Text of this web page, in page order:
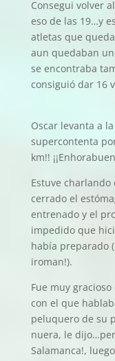
Consegui volver
eso de las 19…y
atletas que
aun quedaban
se encontraba
consiguió dar 16
Oscar levanta a
supercontenta
km!!
Estuve
cerrado el
entrenado y el
impedido que
había preparado
iroman!).
Fue muy
con el que
peluquero de su
nuera, le
Salamanca!,